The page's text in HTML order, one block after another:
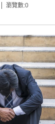
瀏覽數:0